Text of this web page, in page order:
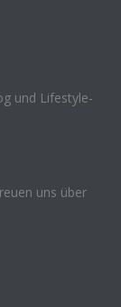
und Lifestyle-
uns über